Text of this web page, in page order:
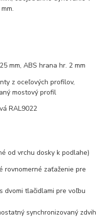
mm, ABS hrana hr. 2 mm
z oceľových profilov,
mostový profil
RAL9022
od vrchu dosky k podlahe)
rovnomerné zaťaženie pre
dvomi tlačidlami pre voľbu
synchronizovaný zdvih